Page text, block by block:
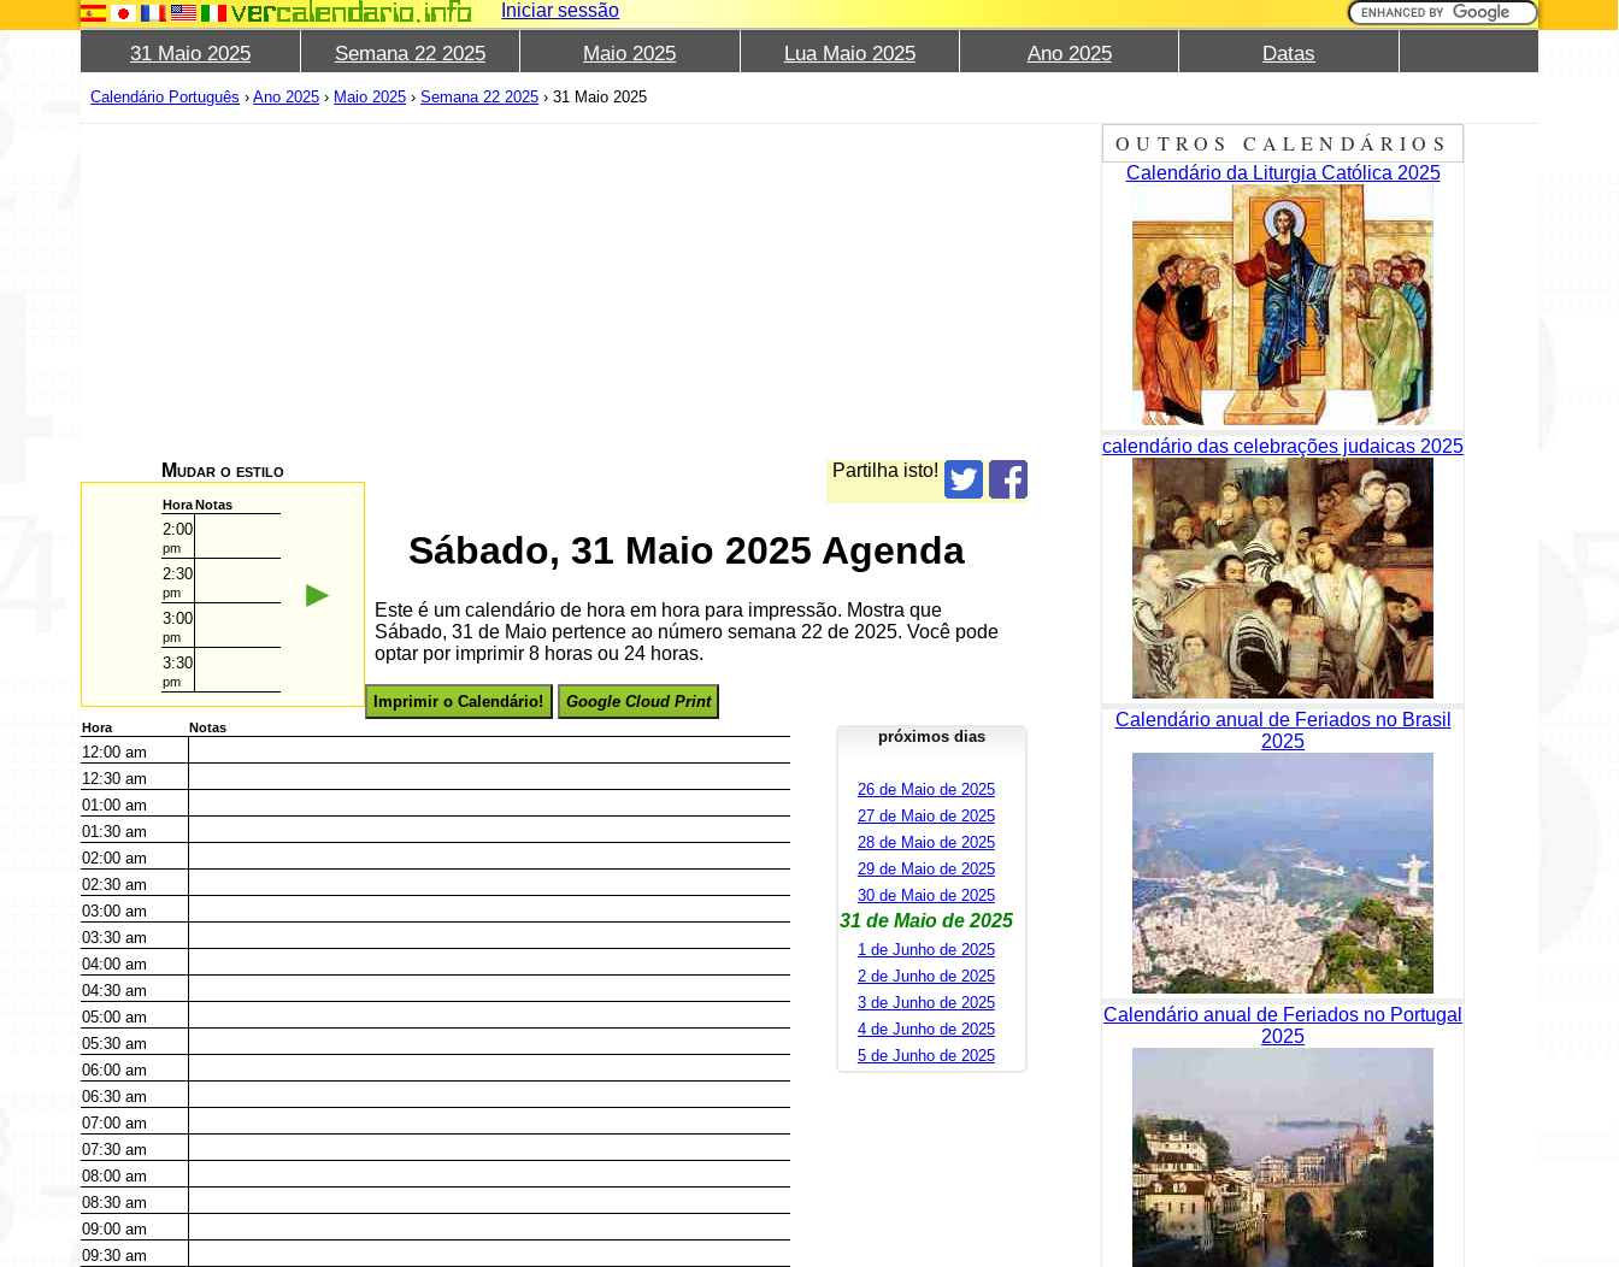
Iniciar sessão
31 Maio 2025 Semana 22 2025 Maio 2025 Lua Maio 2025 Ano 2025 Datas
Calendário Português ›Ano 2025 › Maio 2025 ›Semana 22 2025 ›31 Maio 2025
Partilha isto!
Mudar o estilo
HoraNotas
2:00
pm
2:30
pm
3:00
pm
3:30
pm
►
Sábado, 31 Maio 2025 Agenda
Este é um calendário de hora em hora para impressão. Mostra que
Sábado, 31 de Maio pertence ao número semana 22 de 2025. Você pode
optar por imprimir 8 horas ou 24 horas.
Imprimir o Calendário! Google Cloud Print
Hora Notas
12:00am
12:30am
01:00am
01:30am
02:00am
02:30am
03:00am
03:30am
04:00am
04:30am
05:00am
05:30am
06:00am
06:30am
07:00am
07:30am
08:00am
08:30am
09:00am
09:30am
próximos dias
26 de Maio de 2025
27 de Maio de 2025
28 de Maio de 2025
29 de Maio de 2025
30 de Maio de 2025
31 de Maio de 2025
1 de Junho de 2025
2 de Junho de 2025
3 de Junho de 2025
4 de Junho de 2025
5 de Junho de 2025
OUTROS CALENDÁRIOS
Calendário da Liturgia Católica 2025
calendário das celebrações judaicas 2025
Calendário anual de Feriados no Brasil
2025
Calendário anual de Feriados no Portugal
2025